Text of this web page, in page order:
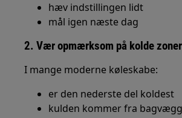
hæv indstillingen lidt
mål igen næste dag
2. Vær opmærksom på kolde zoner
I mange moderne køleskabe:
er den nederste del koldest
kulden kommer fra